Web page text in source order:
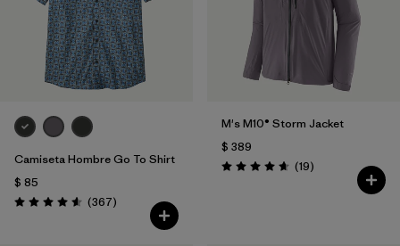
Filtrar por
Materials & Fabric
Camiseta Hombre Go To Shirt
$ 85
Valoración: 4.6 / 5
(367Comentarios
)
M's M10® Storm Jacket
$ 389
Valoración: 4.7 / 5
(19Comentarios
)